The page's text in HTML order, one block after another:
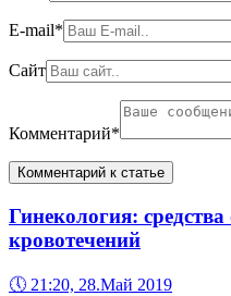
E-mail*
Сайт
Комментарий*
Гинекология:
кровотечений
🕔 21:20, 28.Май 2019